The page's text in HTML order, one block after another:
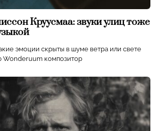
Круусмаа: звуки улиц тоже
эмоции скрыты в шуме ветра или свете
Wonderuum композитор